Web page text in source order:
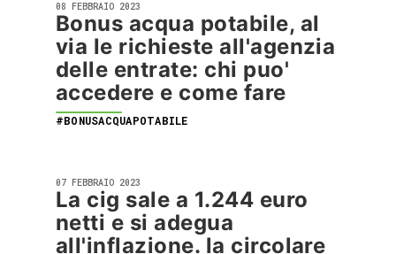
08 FEBBRAIO 2023
Bonus acqua potabile, al
via le richieste all'agenzia
delle entrate: chi puo'
accedere e come fare
#BONUSACQUAPOTABILE
07 FEBBRAIO 2023
La cig sale a 1.244 euro
netti e si adegua
all'inflazione. la circolare